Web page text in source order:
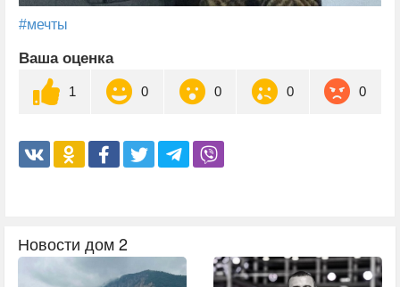
#мечты
Ваша оценка
1 0 0 0 0
Новости дом 2